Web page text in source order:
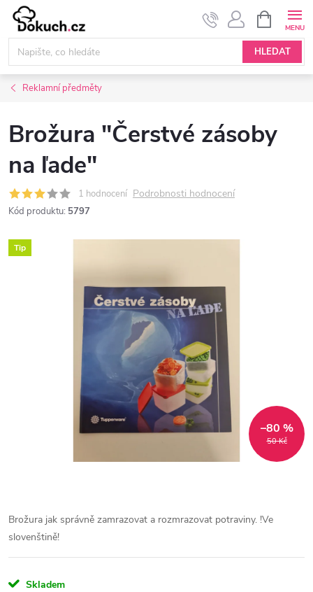
Přejít
obsah
HLEDAT
NÁKUPNÍ
KOŠÍK
Reklamní předměty
Brožura "Čerstvé zásoby
na ľade"
1 hodnocení Podrobnosti hodnocení
Kód produktu: 5797
Tip
50 Kč
–80 %
Brožura jak správně zamrazovat a rozmrazovat potraviny. !Ve
slovenštině!
Skladem